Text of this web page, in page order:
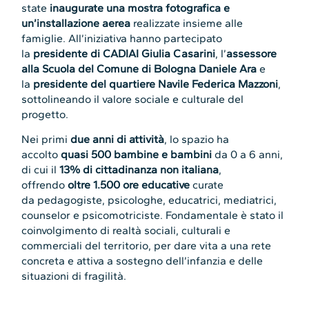
state inaugurate una mostra fotografica e
un’installazione aerea realizzate insieme alle
famiglie. All’iniziativa hanno partecipato
la presidente di CADIAI Giulia Casarini, l’assessore
alla Scuola del Comune di Bologna Daniele Ara e
la presidente del quartiere Navile Federica Mazzoni,
sottolineando il valore sociale e culturale del
progetto.
Nei primidue anni di attività, lo spazio ha
accoltoquasi 500 bambine e bambini da 0 a 6 anni,
di cui il13% di cittadinanza non italiana,
offrendooltre 1.500 ore educative curate
da pedagogiste, psicologhe, educatrici, mediatrici,
counselor e psicomotriciste. Fondamentale è stato il
coinvolgimento di realtà sociali, culturali e
commerciali del territorio, per dare vita a una rete
concreta e attiva a sostegno dell’infanzia e delle
situazioni di fragilità.